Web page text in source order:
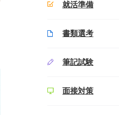
就活準備
書類選考
筆記試験
面接対策